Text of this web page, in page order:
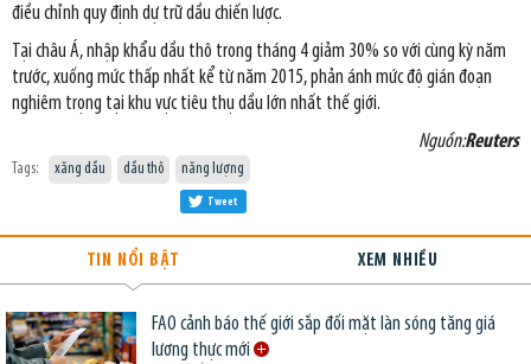
điều chỉnh quy định dự trữ dầu chiến lược.
Tại châu Á, nhập khẩu dầu thô trong tháng 4 giảm 30% so với cùng kỳ năm
trước, xuống mức thấp nhất kể từ năm 2015, phản ánh mức độ gián đoạn
nghiêm trọng tại khu vực tiêu thụ dầu lớn nhất thế giới.
Nguồn:Reuters
Tags: xăng dầu dầu thô năng lượng
Tweet
TIN NỔI BẬT XEM NHIỀU
FAO cảnh báo thế giới sắp đối mặt làn sóng tăng giá
lương thực mới